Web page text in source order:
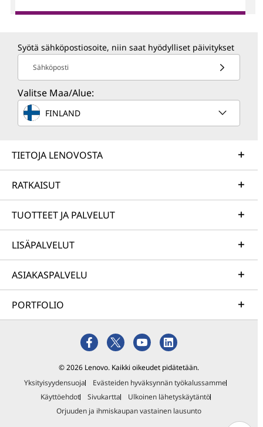
Syötä sähköpostiosoite, niin saat hyödylliset päivitykset
Sähköposti
Valitse Maa/Alue:
FINLAND
TIETOJA LENOVOSTA
RATKAISUT
TUOTTEET JA PALVELUT
LISÄPALVELUT
ASIAKASPALVELU
PORTFOLIO
© 2026 Lenovo. Kaikki oikeudet pidätetään.
Yksityisyydensuoja
Evästeiden hyväksynnän työkalussamme
Käyttöehdot
Sivukartta
Ulkoinen lähetyskäytäntö
Orjuuden ja ihmiskaupan vastainen lausunto